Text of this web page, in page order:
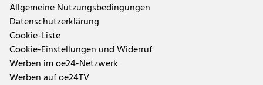
Allgemeine Nutzungsbedingungen
Datenschutzerklärung
Cookie-Liste
Cookie-Einstellungen und Widerruf
Werben im oe24-Netzwerk
Werben auf oe24TV